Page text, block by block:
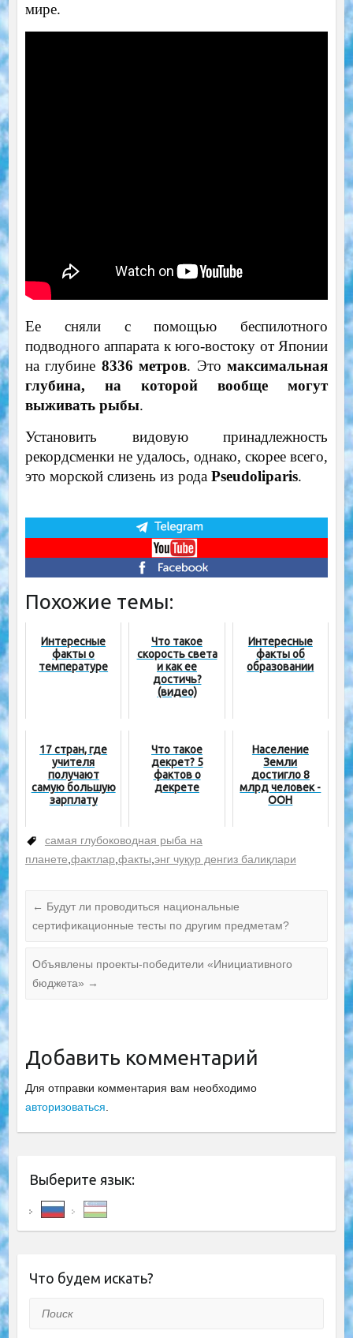
мире.
Ее сняли с помощью беспилотного
подводного аппарата к юго-востоку от Японии
на глубине 8336 метров. Этомаксимальная
глубина, на которой вообще могут
выживать рыбы.
Установить видовую принадлежность
рекордсменки не удалось, однако, скорее всего,
это морской слизень из рода Pseudoliparis.
Похожие темы:
Интересные
факты о
температуре
Что такое
скорость света
и как ее
достичь?
(видео)
Интересные
факты об
образовании
17 стран, где
учителя
получают
самую большую
зарплату
Что такое
декрет? 5
фактов о
декрете
Население
Земли
достигло 8
млрд человек -
ООН
самая глубоководная рыба на
планете фактлар факты энг чуқур денгиз балиқлари
← Будут ли проводиться национальные
сертификационные тесты по другим предметам?
Объявлены проекты-победители «Инициативного
бюджета» →
Добавить комментарий
Для отправки комментария вам необходимо
авторизоваться
Выберите язык:
Что будем искать?
Поиск